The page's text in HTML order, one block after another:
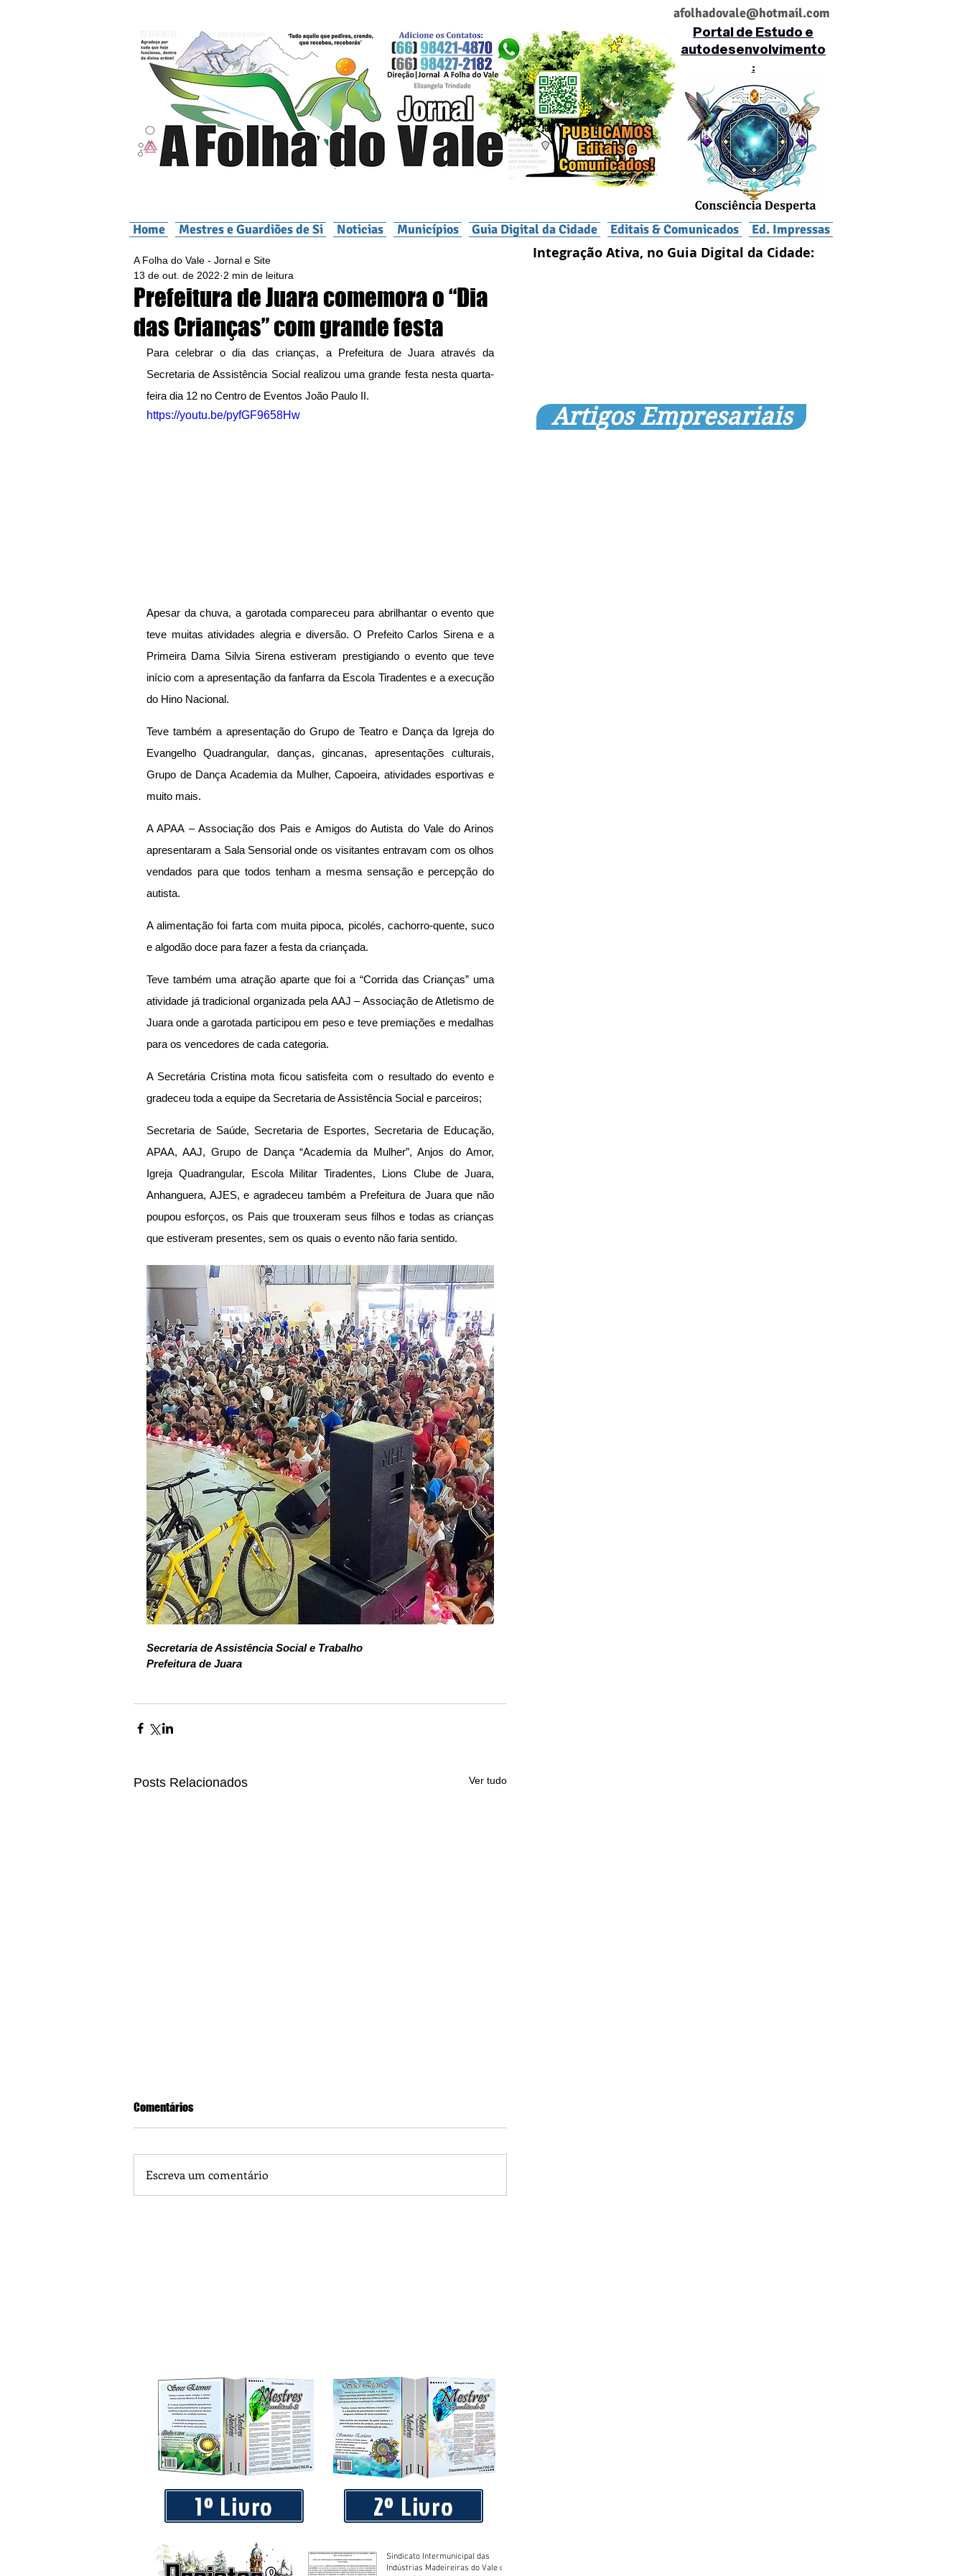
afolhadovale@hotmail.com
Portal de Estudo e
autodesenvolvimento
:
Home Mestres e Guardiões de Si Noticias Municípios Guia Digital da Cidade Editais & Comunicados Ed. Impressas
Prefeitura de Juara comemora o “Dia
das Crianças” com grande festa
A Folha do Vale - Jornal e Site
13 de out. de 2022 2 min de leitura
Para celebrar o dia das crianças, a Prefeitura de Juara através da
Secretaria de Assistência Social realizou uma grande festa nesta quarta-
feira dia 12 no Centro de Eventos João Paulo II.
https://youtu.be/pyfGF9658Hw
Apesar da chuva, a garotada compareceu para abrilhantar o evento que
teve muitas atividades alegria e diversão. O Prefeito Carlos Sirena e a
Primeira Dama Silvia Sirena estiveram prestigiando o evento que teve
início com a apresentação da fanfarra da Escola Tiradentes e a execução
do Hino Nacional.
Teve também a apresentação do Grupo de Teatro e Dança da Igreja do
Evangelho Quadrangular, danças, gincanas, apresentações culturais,
Grupo de Dança Academia da Mulher, Capoeira, atividades esportivas e
muito mais.
A APAA – Associação dos Pais e Amigos do Autista do Vale do Arinos
apresentaram a Sala Sensorial onde os visitantes entravam com os olhos
vendados para que todos tenham a mesma sensação e percepção do
autista.
A alimentação foi farta com muita pipoca, picolés, cachorro-quente, suco
e algodão doce para fazer a festa da criançada.
Teve também uma atração aparte que foi a “Corrida das Crianças” uma
atividade já tradicional organizada pela AAJ – Associação de Atletismo de
Juara onde a garotada participou em peso e teve premiações e medalhas
para os vencedores de cada categoria.
A Secretária Cristina mota ficou satisfeita com o resultado do evento e
gradeceu toda a equipe da Secretaria de Assistência Social e parceiros;
Secretaria de Saúde, Secretaria de Esportes, Secretaria de Educação,
APAA, AAJ, Grupo de Dança “Academia da Mulher”, Anjos do Amor,
Igreja Quadrangular, Escola Militar Tiradentes, Lions Clube de Juara,
Anhanguera, AJES, e agradeceu também a Prefeitura de Juara que não
poupou esforços, os Pais que trouxeram seus filhos e todas as crianças
que estiveram presentes, sem os quais o evento não faria sentido.
Secretaria de Assistência Social e Trabalho
Prefeitura de Juara
Posts Relacionados Ver tudo
Comentários
Escreva um comentário
1º Livro 2º Livro
Sindicato Intermunicipal das
Indústrias Madeireiras do Vale do
Integração Ativa, no Guia Digital da Cidade:
Artigos Empresariais